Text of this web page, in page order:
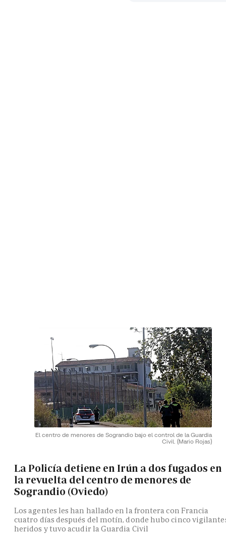
El centro de menores de Sograndio bajo el control de la Guardia
Civil. (Mario Rojas)
La Policía detiene en Irún a dos fugados en
la revuelta del centro de menores de
Sograndio (Oviedo)
Los agentes les han hallado en la frontera con Francia
cuatro días después del motín, donde hubo cinco
heridos y tuvo acudir la Guardia Civil